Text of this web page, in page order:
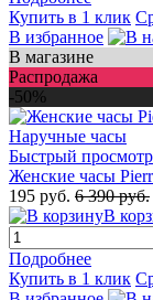
Купить в 1 клик
В избранное
В магазине
Распродажа
-50%
Быстрый просмотр
Женские часы
195 руб. 6 390 руб.
В
Подробнее
Купить в 1 клик